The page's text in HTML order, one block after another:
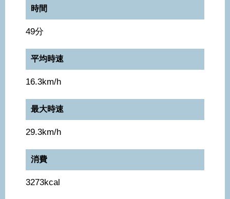
時間
49分
平均時速
16.3km/h
最大時速
29.3km/h
消費
3273kcal